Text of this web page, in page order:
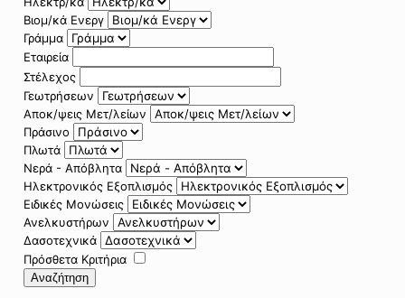
Βιομ/κά Ενεργ
Γράμμα
Εταιρεία
Στέλεχος
Γεωτρήσεων
Αποκ/ψεις Μετ/λείων
Πράσινο
Πλωτά
Νερά - Απόβλητα
Ηλεκτρονικός Εξοπλισμός
Ειδικές Μονώσεις
Ανελκυστήρων
Δασοτεχνικά
Πρόσθετα Κριτήρια
Αναζήτηση